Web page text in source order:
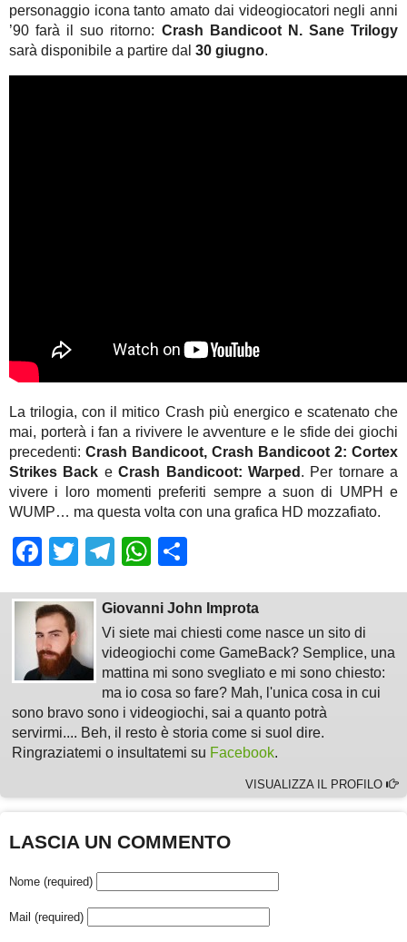
personaggio icona tanto amato dai videogiocatori negli anni
’90 farà il suo ritorno: Crash Bandicoot N. Sane Trilogy
sarà disponibile a partire dal 30 giugno.
La trilogia, con il mitico Crash più energico e scatenato che
mai, porterà i fan a rivivere le avventure e le sfide dei giochi
precedenti: Crash Bandicoot, Crash Bandicoot 2: Cortex
Strikes Back eCrash Bandicoot: Warped . Per tornare a
vivere i loro momenti preferiti sempre a suon di UMPH e
WUMP… ma questa volta con una grafica HD mozzafiato.
Facebook
TwitterTelegram
WhatsApp
Giovanni John Improta
Vi siete mai chiesti come nasce un sito di
videogiochi come GameBack? Semplice, una
mattina mi sono svegliato e mi sono chiesto:
ma io cosa so fare? Mah, l'unica cosa in cui
sono bravo sono i videogiochi, sai a quanto potrà
servirmi.... Beh, il resto è storia come si suol dire.
Ringraziatemi o insultatemi su Facebook.
VISUALIZZA IL PROFILO
LASCIA UN COMMENTO
Nome (required)
Mail (required)